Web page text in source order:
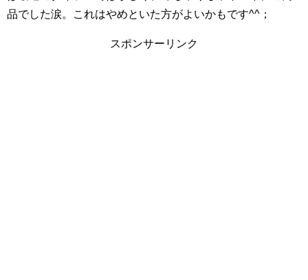
品でした涙。これはやめといた方がよいかもです^^；
スポンサーリンク